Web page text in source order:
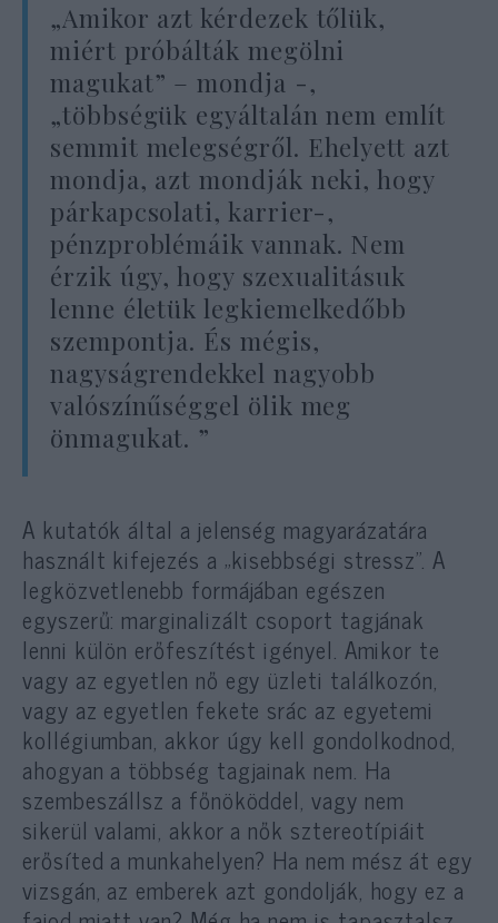
„Amikor azt kérdezek tőlük,
miért próbálták megölni
magukat” – mondja -,
„többségük egyáltalán nem említ
semmit melegségről. Ehelyett azt
mondja, azt mondják neki, hogy
párkapcsolati, karrier-,
pénzproblémáik vannak. Nem
érzik úgy, hogy szexualitásuk
lenne életük legkiemelkedőbb
szempontja. És mégis,
nagyságrendekkel nagyobb
valószínűséggel ölik meg
önmagukat. ”
A kutatók által a jelenség magyarázatára
használt kifejezés a „kisebbségi stressz”. A
legközvetlenebb formájában egészen
egyszerű: marginalizált csoport tagjának
lenni külön erőfeszítést igényel. Amikor te
vagy az egyetlen nő egy üzleti találkozón,
vagy az egyetlen fekete srác az egyetemi
kollégiumban, akkor úgy kell gondolkodnod,
ahogyan a többség tagjainak nem. Ha
szembeszállsz a főnököddel, vagy nem
sikerül valami, akkor a nők sztereotípiáit
erősíted a munkahelyen? Ha nem mész át egy
vizsgán, az emberek azt gondolják, hogy ez a